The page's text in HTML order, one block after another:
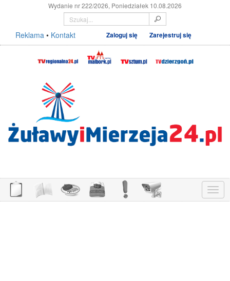
Wydanie nr 222/2026, Poniedziałek 10.08.2026
Reklama • Kontakt Zaloguj się Zarejestruj się
Menu